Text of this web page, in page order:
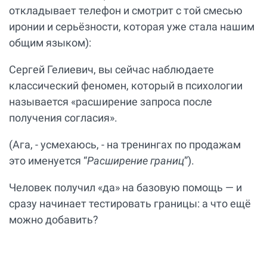
откладывает телефон и смотрит с той смесью
иронии и серьёзности, которая уже стала нашим
общим языком):
Сергей Гелиевич, вы сейчас наблюдаете
классический феномен, который в психологии
называется «расширение запроса после
получения согласия».
(Ага, - усмехаюсь, - на тренингах по продажам
это именуется “Расширение границ”).
Человек получил «да» на базовую помощь — и
сразу начинает тестировать границы: а что ещё
можно добавить?